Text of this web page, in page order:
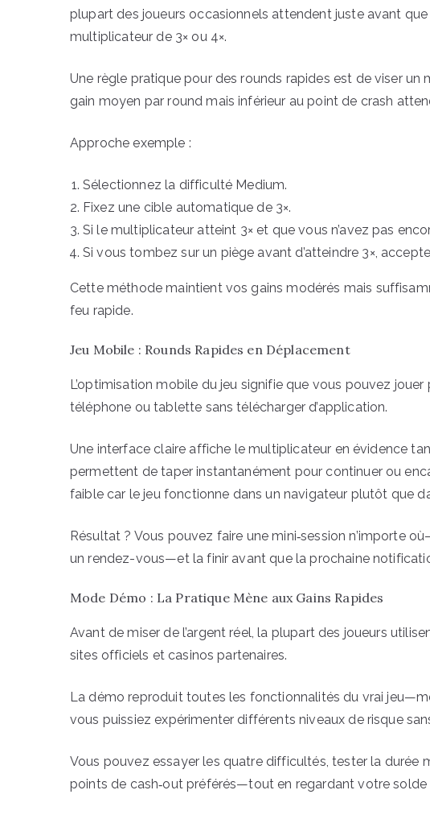
plupart des joueurs occasionnels attendent juste avant
multiplicateur de 3× ou 4×.
Une règle pratique pour des rounds rapides est de viser
gain moyen par round mais inférieur au point de crash
Approche exemple :
Sélectionnez la difficulté Medium.
Fixez une cible automatique de 3×.
Si le multiplicateur atteint 3× et que vous n’avez pas
Si vous tombez sur un piège avant d’atteindre 3×,
Cette méthode maintient vos gains modérés mais
feu rapide.
Jeu Mobile : Rounds Rapides en Déplacement
L’optimisation mobile du jeu signifie que vous pouvez
téléphone ou tablette sans télécharger d’application.
Une interface claire affiche le multiplicateur en évidence
permettent de taper instantanément pour continuer ou
faible car le jeu fonctionne dans un navigateur plutôt que
Résultat ? Vous pouvez faire une mini‑session n’importe
un rendez-vous—et la finir avant que la prochaine
Mode Démo : La Pratique Mène aux Gains Rapides
Avant de miser de l’argent réel, la plupart des joueurs
sites officiels et casinos partenaires.
La démo reproduit toutes les fonctionnalités du vrai
vous puissiez expérimenter différents niveaux de risque
Vous pouvez essayer les quatre difficultés, tester la durée
points de cash‑out préférés—tout en regardant votre solde